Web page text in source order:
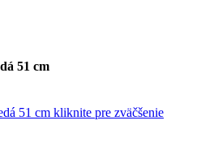
51 cm
kliknite pre zväčšenie